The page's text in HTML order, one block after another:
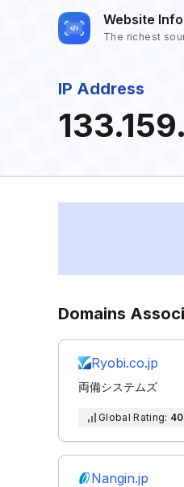
Website
The richest
IP Address
Domains
Ryobi.co.jp
両備システムズ
Global Rating:
Nangin.jp